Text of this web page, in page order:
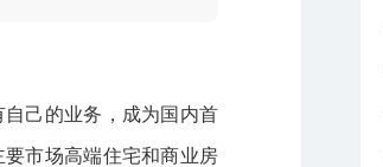
己的业务，成为国内首
市场高端住宅和商业房